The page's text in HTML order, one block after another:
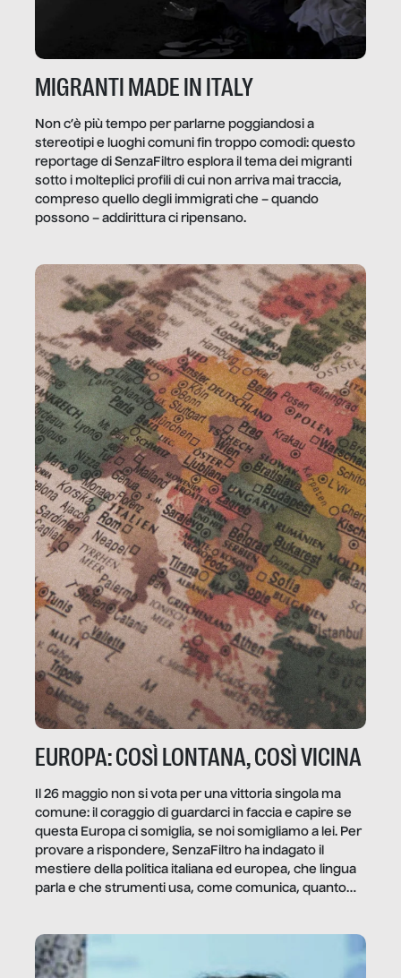
MIGRANTI MADE IN ITALY
Non c’è più tempo per parlarne poggiandosi a
stereotipi e luoghi comuni fin troppo comodi: questo
reportage di SenzaFiltro esplora il tema dei migranti
sotto i molteplici profili di cui non arriva mai traccia,
compreso quello degli immigrati che – quando
possono – addirittura ci ripensano.
EUROPA: COSÌ LONTANA, COSÌ VICINA
Il 26 maggio non si vota per una vittoria singola ma
comune: il coraggio di guardarci in faccia e capire se
questa Europa ci somiglia, se noi somigliamo a lei. Per
provare a rispondere, SenzaFiltro ha indagato il
mestiere della politica italiana ed europea, che lingua
parla e che strumenti usa, come comunica, quanto